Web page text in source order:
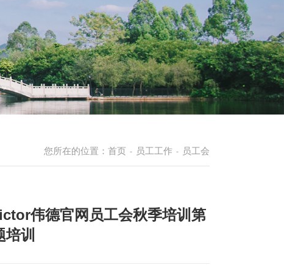
您所在的位置： 首页 - 员工工作 - 员工会
伟德官网员工会秋季培训第
训